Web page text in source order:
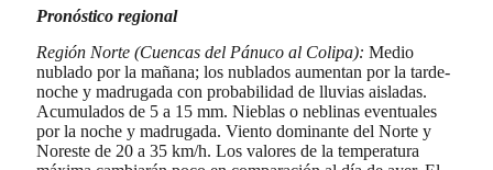
Pronóstico regional
Región Norte (Cuencas del Pánuco al Colipa): Medio
nublado por la mañana; los nublados aumentan por la tarde-
noche y madrugada con probabilidad de lluvias aisladas.
Acumulados de 5 a 15 mm. Nieblas o neblinas eventuales
por la noche y madrugada. Viento dominante del Norte y
Noreste de 20 a 35 km/h. Los valores de la temperatura